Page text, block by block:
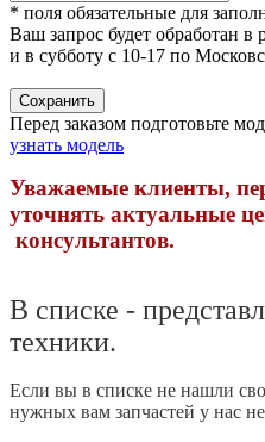
* поля обязательные для
Ваш запрос будет обработан в
и в субботу с 10-17 по
Перед заказом подготовьте
узнать модель
Уважаемые клиенты,
уточнять актуальные
консультантов.
В списке -
техники.
Если вы в списке не нашли
нужных вам запчастей у нас